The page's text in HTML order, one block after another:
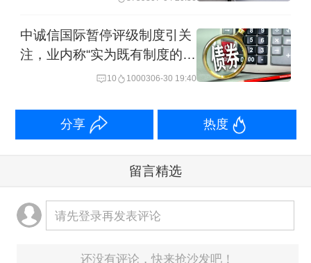
中诚信国际暂停评级制度引关
注，业内称“实为既有制度的强
10 1000306-30 19:40
分享 热度
留言精选
请先登录再发表评论
还没有评论，快来抢沙发吧！